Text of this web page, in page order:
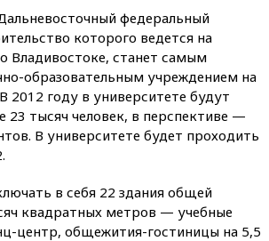
федеральный
которого ведется на
Владивостоке, станет самым
образовательным учреждением на
2012 году в университете будут
23 тысяч человек, в перспективе —
В университете будет проходить
в себя 22 здания общей
квадратных метров — учебные
центр, общежития-гостиницы на 5,5